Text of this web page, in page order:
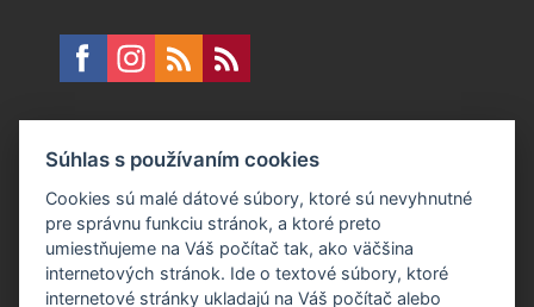
E:recepcia@formfactory.sk
Form Factory Slovakia s.r.o., Ružová dolina 480/6, 821 08
Bratislava
Súhlas s používaním cookies
Cookies sú malé dátové súbory, ktoré sú nevyhnutné
pre správnu funkciu stránok, a ktoré preto
umiestňujeme na Váš počítač tak, ako väčšina
internetových stránok. Ide o textové súbory, ktoré
internetové stránky ukladajú na Váš počítač alebo